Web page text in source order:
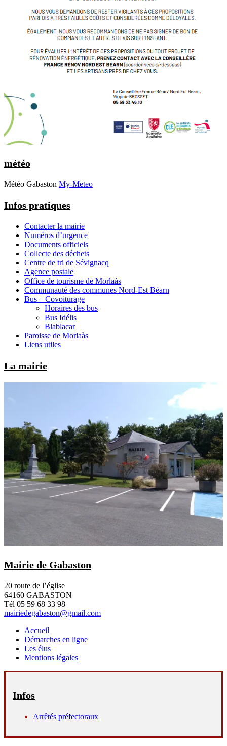
météo
Météo Gabaston My-Meteo
Infos pratiques
Contacter la mairie
Numéros d’urgence
Documents officiels
Collecte des déchets
Centre de tri de Sévignacq
Agence postale
Office de tourisme de Morlaàs
Communauté des communes Nord-Est Béarn
Bus – Covoiturage
Horaires des bus
Bus Idélis
Blablacar
Paroisse de Morlaàs
Liens utiles
La mairie
Mairie de Gabaston
20 route de l’église
64160 GABASTON
Tél 05 59 68 33 98
mairiedegabaston@gmail.com
Accueil
Démarches en ligne
Les élus
Mentions légales
Infos
Arrêtés préfectoraux